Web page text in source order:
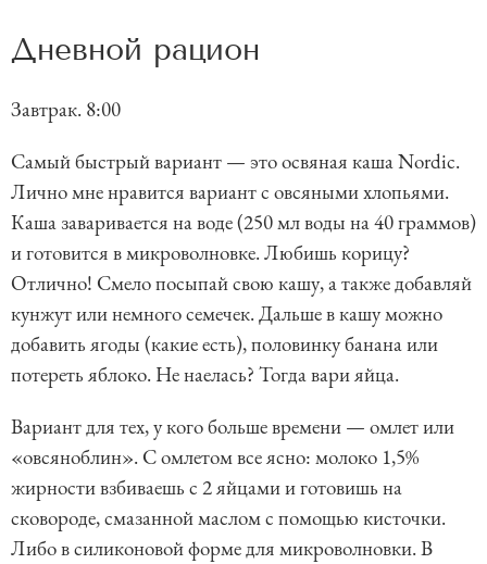
Дневной рацион
Завтрак. 8:00
Самый быстрый вариант — это освяная каша Nordic.
Лично мне нравится вариант с овсяными хлопьями.
Каша заваривается на воде (250 мл воды на 40 граммов)
и готовится в микроволновке. Любишь корицу?
Отлично! Смело посыпай свою кашу, а также добавляй
кунжут или немного семечек. Дальше в кашу можно
добавить ягоды (какие есть), половинку банана или
потереть яблоко. Не наелась? Тогда вари яйца.
Вариант для тех, у кого больше времени — омлет или
«овсяноблин». С омлетом все ясно: молоко 1,5%
жирности взбиваешь с 2 яйцами и готовишь на
сковороде, смазанной маслом с помощью кисточки.
Либо в силиконовой форме для микроволновки. В